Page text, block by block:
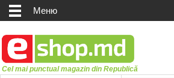
Меню
Cel mai punctual magazin din Republică